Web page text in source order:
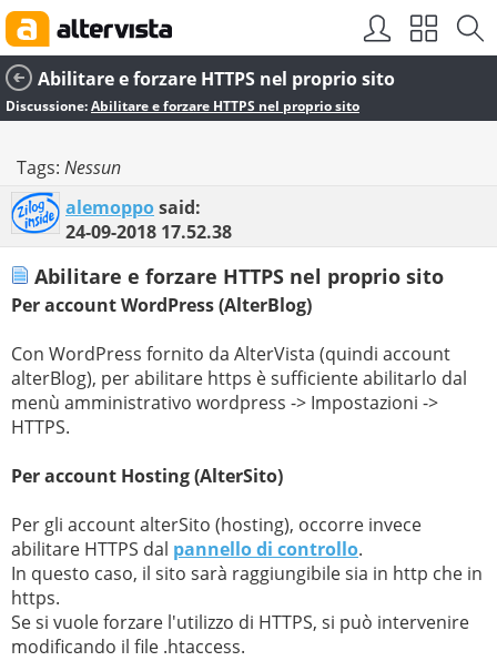
Abilitare e forzare HTTPS nel proprio sito
Discussione:Abilitare e forzare HTTPS nel proprio sito
Tags: Nessun
alemopposaid:
24-09-2018 17.52.38
Abilitare e forzare HTTPS nel proprio sito
Per account WordPress (AlterBlog)
Con WordPress fornito da AlterVista (quindi account
alterBlog), per abilitare https è sufficiente abilitarlo dal
menù amministrativo wordpress -> Impostazioni ->
HTTPS.
Per account Hosting (AlterSito)
Per gli account alterSito (hosting), occorre invece
abilitare HTTPS dal pannello di controllo.
In questo caso, il sito sarà raggiungibile sia in http che in
https.
Se si vuole forzare l'utilizzo di HTTPS, si può intervenire
modificando il file .htaccess.